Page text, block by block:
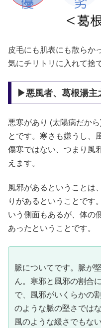
皮毛にも肌表にも散らか
気にチリトリに入れて捨
▶悪風者、葛根湯主
悪寒があり (太陽病だか
とです。寒さも嫌うし、
傷寒ではない、つまり風
えます。
風邪があるということは
りがあるということです
いう側面もあるが、体の
あったということです。
脈についてです。脈が
ん。寒邪と風邪の割合
で、風邪がいくらかの
のような脈の堅さでは
風のような緩さでもな